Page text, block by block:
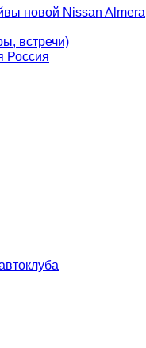
новой Nissan Almera
встречи)
Россия